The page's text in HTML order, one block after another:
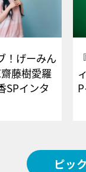
！げーみん
藤樹愛羅
SPインタ
ピッ